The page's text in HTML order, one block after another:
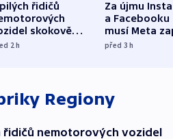
řidičů
skokově
nejvíc ve
2h
Za újmu
a
musí Meta
půl miliardy
před 3h
Regiony
řidičů nemotorových vozidel